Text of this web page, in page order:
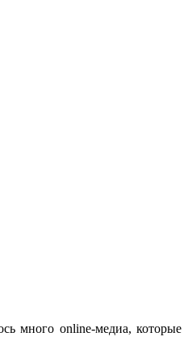
много online-медиа, которые